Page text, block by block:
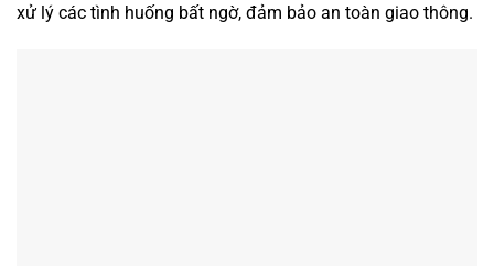
xử lý các tình huống bất ngờ, đảm bảo an toàn giao thông.